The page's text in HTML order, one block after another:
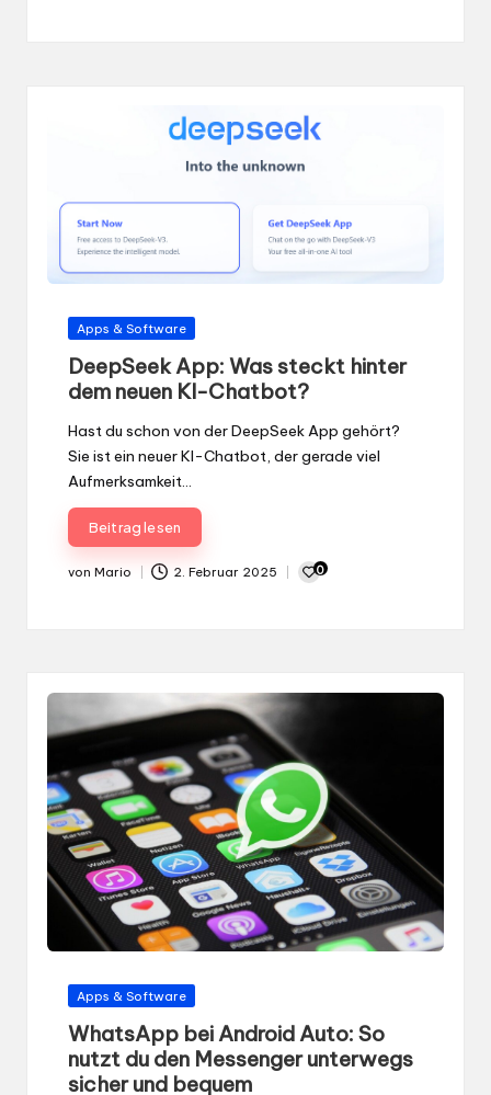
Gepostet
Apps & Software
DeepSeek App: Was steckt hinter
dem neuen KI-Chatbot?
Hast du schon von der DeepSeek App gehört?
Sie ist ein neuer KI-Chatbot, der gerade viel
Aufmerksamkeit…
Beitrag lesen
Gepostet
von Mario 2. Februar 2025 0
Gepostet
Apps & Software
WhatsApp bei Android Auto: So
nutzt du den Messenger unterwegs
sicher und bequem